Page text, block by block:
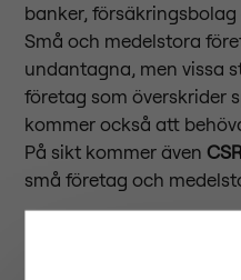
banker,
Små och medelstora
undantagna, men vissa
företag som överskrider
kommer också att
På sikt kommer även
små företag och